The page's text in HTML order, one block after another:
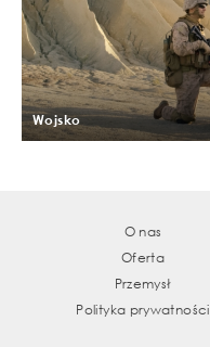
Wojsko
O nas
Oferta
Przemysł
Polityka prywatności